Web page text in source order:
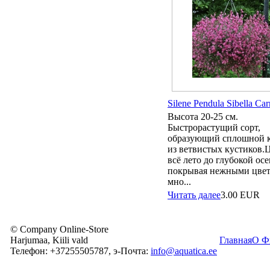
Silene Pendula Sibella
Высота 20-25 см.
Быстрорастущий сорт,
образующий сплошной
из ветвистых
всё лето до глубокой
покрывая нежными
мно...
Читать далее3.00 EUR
© Company Online-Store
Harjumaa, Kiili vald
Телефон: +37255505787, э-Почта: info@aquatica.ee
ГлавнаяО